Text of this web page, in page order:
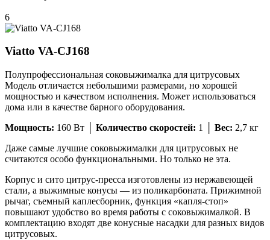
6
Viatto VA-CJ168
Полупрофессиональная соковыжималка для цитрусовых
Модель отличается небольшими размерами, но хорошей
мощностью и качеством исполнения. Может использоваться
дома или в качестве барного оборудования.
Мощность: 160 Вт │ Количество скоростей: 1 │ Вес: 2,7 кг
Даже самые лучшие соковыжималки для цитрусовых не
считаются особо функциональными. Но только не эта.
Корпус и сито цитрус-пресса изготовлены из нержавеющей
стали, а выжимные конусы — из поликарбоната. Прижимной
рычаг, съемный каплесборник, функция «капля-стоп»
повышают удобство во время работы с соковыжималкой. В
комплектацию входят две конусные насадки для разных видов
цитрусовых.